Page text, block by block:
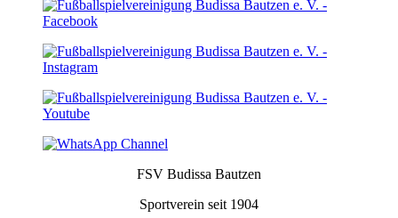
FSV Budissa Bautzen
Sportverein seit 1904